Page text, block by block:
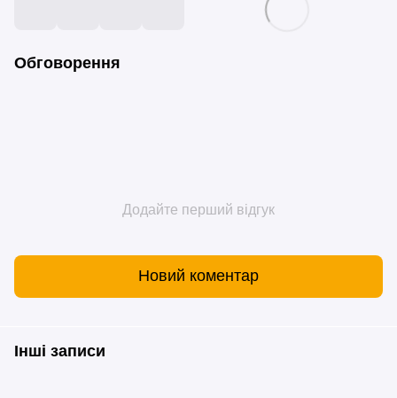
Обговорення
Додайте перший відгук
Новий коментар
Інші записи